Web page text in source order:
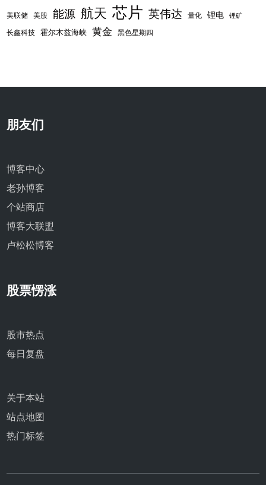
美联储 美股 能源 航天 芯片 英伟达 量化 锂电 锂矿
长鑫科技 霍尔木兹海峡 黄金 黑色星期四
朋友们
博客中心
老孙博客
个站商店
博客大联盟
卢松松博客
股票愣涨
股市热点
每日复盘
关于本站
站点地图
热门标签